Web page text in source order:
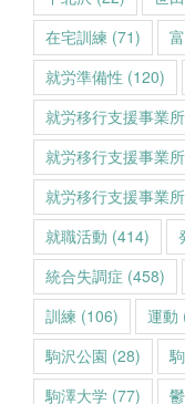
在宅訓練 (71)
就労準備性 (120)
就労移行支援事業所
就労移行支援事業
就労移行支援事業
就職活動 (414)
統合失調症 (458)
訓練 (106) 運動
駒沢公園 (28)
駒澤大学 (77) 鬱